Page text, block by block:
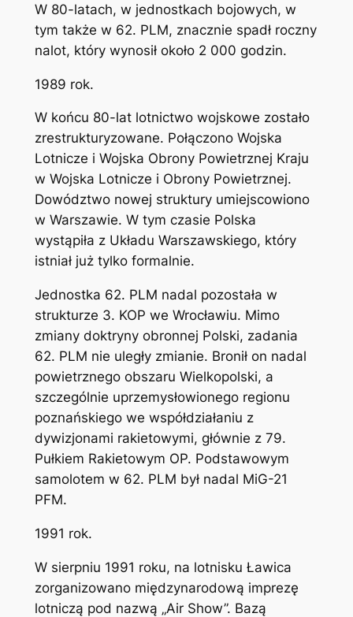
W 80-latach, w jednostkach bojowych, w
tym także w 62. PLM, znacznie spadł roczny
nalot, który wynosił około 2 000 godzin.
1989 rok.
W końcu 80-lat lotnictwo wojskowe zostało
zrestrukturyzowane. Połączono Wojska
Lotnicze i Wojska Obrony Powietrznej Kraju
w Wojska Lotnicze i Obrony Powietrznej.
Dowództwo nowej struktury umiejscowiono
w Warszawie. W tym czasie Polska
wystąpiła z Układu Warszawskiego, który
istniał już tylko formalnie.
Jednostka 62. PLM nadal pozostała w
strukturze 3. KOP we Wrocławiu. Mimo
zmiany doktryny obronnej Polski, zadania
62. PLM nie uległy zmianie. Bronił on nadal
powietrznego obszaru Wielkopolski, a
szczególnie uprzemysłowionego regionu
poznańskiego we współdziałaniu z
dywizjonami rakietowymi, głównie z 79.
Pułkiem Rakietowym OP. Podstawowym
samolotem w 62. PLM był nadal MiG-21
PFM.
1991 rok.
W sierpniu 1991 roku, na lotnisku Ławica
zorganizowano międzynarodową imprezę
lotniczą pod nazwą „Air Show”. Bazą